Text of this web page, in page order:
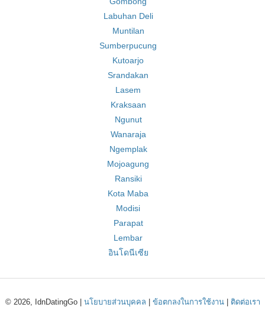
Labuhan Deli
Muntilan
Sumberpucung
Kutoarjo
Srandakan
Lasem
Kraksaan
Ngunut
Wanaraja
Ngemplak
Mojoagung
Ransiki
Kota Maba
Modisi
Parapat
Lembar
อินโดนีเซีย
© 2026, IdnDatingGo | นโยบายส่วนบุคคล ข้อตกลงในการใช้งาน| ติดต่อเรา